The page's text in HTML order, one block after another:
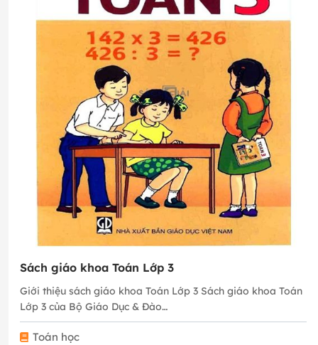
Sách giáo khoa Toán Lớp 3
Giới thiệu sách giáo khoa Toán Lớp 3 Sách giáo khoa Toán
Lớp 3 của Bộ Giáo Dục & Đào…
Toán học